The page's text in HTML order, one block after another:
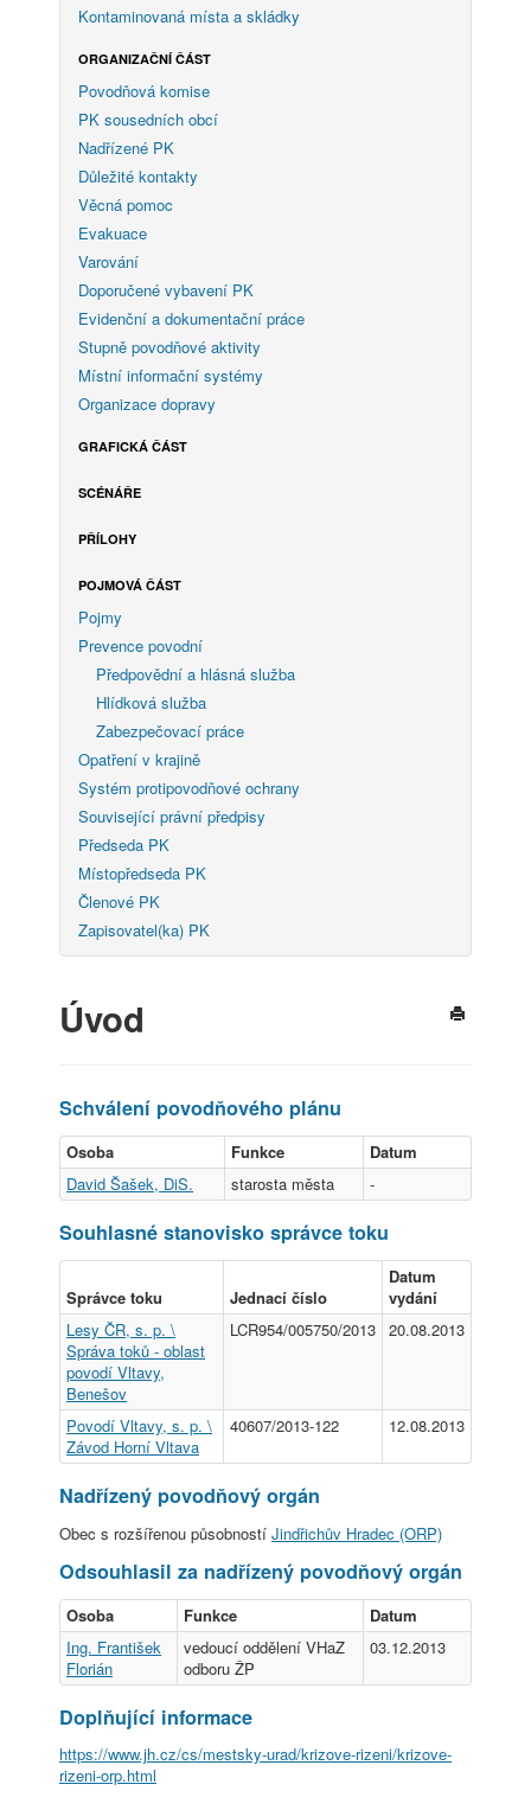
Kontaminovaná místa a skládky
ORGANIZAČNÍ ČÁST
Povodňová komise
PK sousedních obcí
Nadřízené PK
Důležité kontakty
Věcná pomoc
Evakuace
Varování
Doporučené vybavení PK
Evidenční a dokumentační práce
Stupně povodňové aktivity
Místní informační systémy
Organizace dopravy
GRAFICKÁ ČÁST
SCÉNÁŘE
PŘÍLOHY
POJMOVÁ ČÁST
Pojmy
Prevence povodní
Předpovědní a hlásná služba
Hlídková služba
Zabezpečovací práce
Opatření v krajině
Systém protipovodňové ochrany
Související právní předpisy
Předseda PK
Místopředseda PK
Členové PK
Zapisovatel(ka) PK
Úvod
Schválení povodňového plánu
Osoba Funkce
Datum
David Šašek, DiS.
starosta města -
Souhlasné stanovisko správce toku
Správce toku Jednací číslo
Datum
vydání
Lesy ČR, s. p. \
Správa toků - oblast
povodí Vltavy,
Benešov
LCR954/005750/2013 20.08.2013
Povodí Vltavy, s. p. \
Závod Horní Vltava
40607/2013-122 12.08.2013
Nadřízený povodňový orgán
Obec s rozšířenou působností Jindřichův Hradec (ORP)
Odsouhlasil za nadřízený povodňový orgán
Osoba Funkce
Datum
Ing. František
Florián
vedoucí oddělení VHaZ
odboru ŽP
03.12.2013
Doplňující informace
https://www.jh.cz/cs/mestsky-urad/krizove-rizeni/krizove-
rizeni-orp.html